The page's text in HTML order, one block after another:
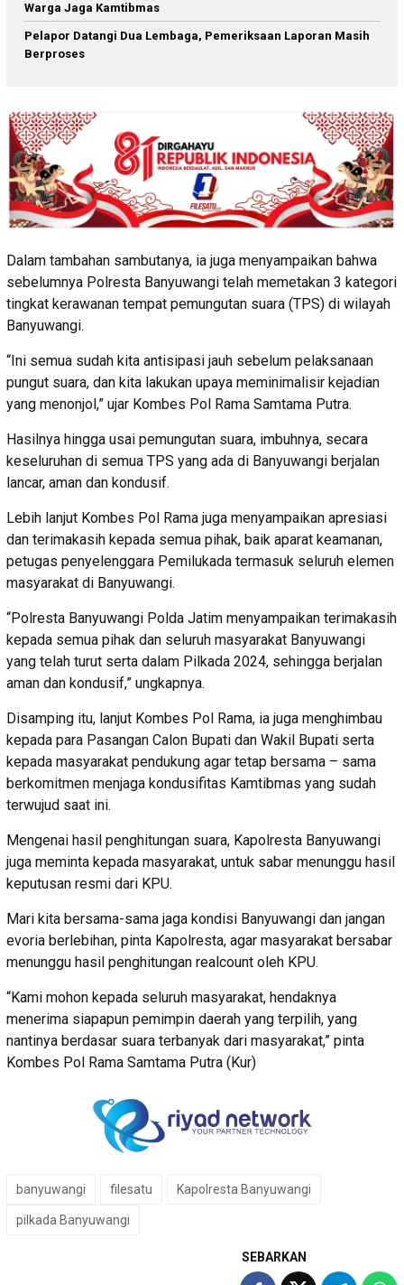
Warga Jaga Kamtibmas
Pelapor Datangi Dua Lembaga, Pemeriksaan Laporan Masih
Berproses
Dalam tambahan sambutanya, ia juga menyampaikan bahwa
sebelumnya Polresta Banyuwangi telah memetakan 3 kategori
tingkat kerawanan tempat pemungutan suara (TPS) di wilayah
Banyuwangi.
“Ini semua sudah kita antisipasi jauh sebelum pelaksanaan
pungut suara, dan kita lakukan upaya meminimalisir kejadian
yang menonjol,” ujar Kombes Pol Rama Samtama Putra.
Hasilnya hingga usai pemungutan suara, imbuhnya, secara
keseluruhan di semua TPS yang ada di Banyuwangi berjalan
lancar, aman dan kondusif.
Lebih lanjut Kombes Pol Rama juga menyampaikan apresiasi
dan terimakasih kepada semua pihak, baik aparat keamanan,
petugas penyelenggara Pemilukada termasuk seluruh elemen
masyarakat di Banyuwangi.
“Polresta Banyuwangi Polda Jatim menyampaikan terimakasih
kepada semua pihak dan seluruh masyarakat Banyuwangi
yang telah turut serta dalam Pilkada 2024, sehingga berjalan
aman dan kondusif,” ungkapnya.
Disamping itu, lanjut Kombes Pol Rama, ia juga menghimbau
kepada para Pasangan Calon Bupati dan Wakil Bupati serta
kepada masyarakat pendukung agar tetap bersama – sama
berkomitmen menjaga kondusifitas Kamtibmas yang sudah
terwujud saat ini.
Mengenai hasil penghitungan suara, Kapolresta Banyuwangi
juga meminta kepada masyarakat, untuk sabar menunggu hasil
keputusan resmi dari KPU.
Mari kita bersama-sama jaga kondisi Banyuwangi dan jangan
evoria berlebihan, pinta Kapolresta, agar masyarakat bersabar
menunggu hasil penghitungan realcount oleh KPU.
“Kami mohon kepada seluruh masyarakat, hendaknya
menerima siapapun pemimpin daerah yang terpilih, yang
nantinya berdasar suara terbanyak dari masyarakat,” pinta
Kombes Pol Rama Samtama Putra (Kur)
banyuwangi filesatu Kapolresta Banyuwangi
pilkada Banyuwangi
SEBARKAN